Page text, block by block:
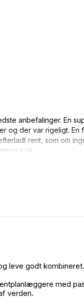
anbefalinger. En
og der var rigeligt. En
rent, som om
kok.
leve godt kombineret.
med
verden.